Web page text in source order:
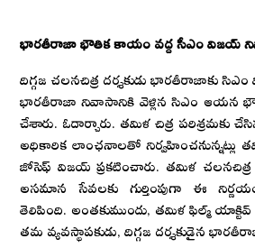
భారతీరాజా భౌతిక కాయం వద్ద సీఎం విజయ్
దిగ్గజ చలనచిత్ర దర్శకుడు భారతీరాజాకు
భారతీరాజా నివాసానికి వెళ్లిన సిఎం ఆయన భౌ
చేశారు. ఓదార్చారు. తమిళ చిత్ర పరిశ్రమకు
అధికారిక లాంఛనాలతో నిర్వహించనున్నట్లు
జోసెఫ్ విజయ్ ప్రకటించారు. తమిళ
అసమాన సేవలకు గుర్తింపుగా ఈ నిర్ణయం
తెలిపింది. అంతకుముందు, తమిళ ఫిల్మ్
తమ వ్యవస్థాపకుడు, దిగ్గజ దర్శకుడైన